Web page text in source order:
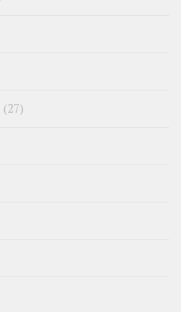
(27)